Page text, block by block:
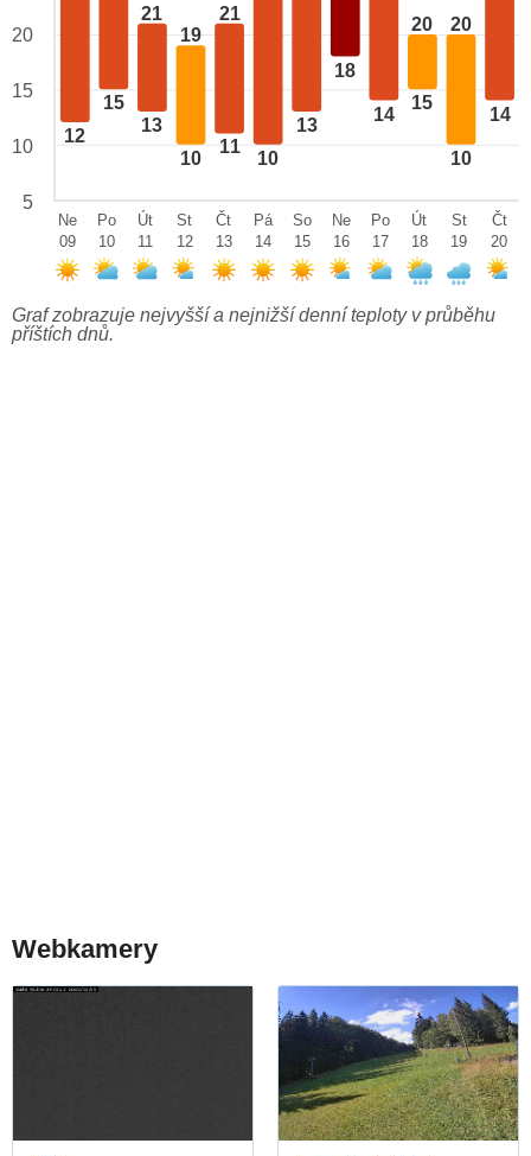
12
15
21
13
19
10
21
11
10
13
18
14
20
15
20
10
14
20
15
10
5
Ne
09
Po
10
Út
11
St
12
Čt
13
Pá
14
So
15
Ne
16
Po
17
Út
18
St
19
Čt
20
Graf zobrazuje nejvyšší a nejnižší denní teploty v průběhu
příštích dnů.
Webkamery